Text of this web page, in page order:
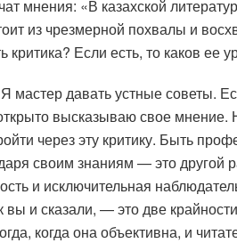
мнения: «В казахской
из чрезмерной похвалы и
критика? Если есть, то каков
мастер давать устные советы.
высказываю свое мнение.
через эту критику. Быть
своим знаниям — это другой
и исключительная
вы и сказали, — это две
когда она объективна, и